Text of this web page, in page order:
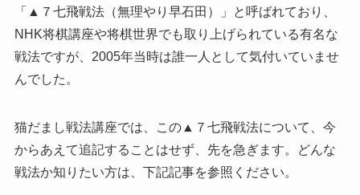
「▲７七飛戦法（無理やり早石田）」と呼ばれており、
NHK将棋講座や将棋世界でも取り上げられている有名な
戦法ですが、2005年当時は誰一人として気付いていませ
んでした。
猫だまし戦法講座では、この▲７七飛戦法について、今
からあえて追記することはせず、先を急ぎます。どんな
戦法か知りたい方は、下記記事を参照ください。